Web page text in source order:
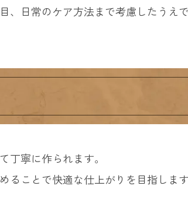
日常のケア方法まで考慮したうえ
丁寧に作られます。
ことで快適な仕上がりを目指します